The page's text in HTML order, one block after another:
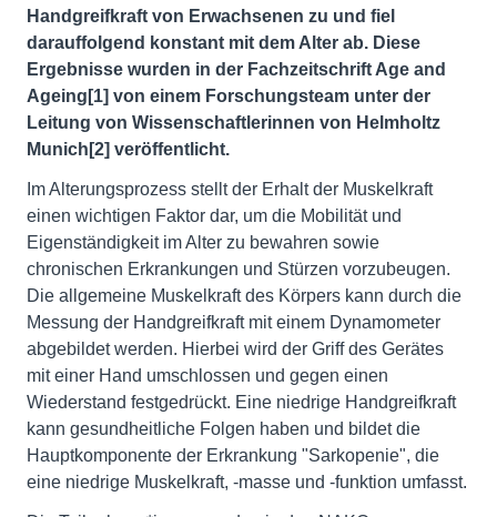
Handgreifkraft von Erwachsenen zu und fiel
darauffolgend konstant mit dem Alter ab. Diese
Ergebnisse wurden in der Fachzeitschrift Age and
Ageing[1] von einem Forschungsteam unter der
Leitung von Wissenschaftlerinnen von Helmholtz
Munich[2] veröffentlicht.
Im Alterungsprozess stellt der Erhalt der Muskelkraft
einen wichtigen Faktor dar, um die Mobilität und
Eigenständigkeit im Alter zu bewahren sowie
chronischen Erkrankungen und Stürzen vorzubeugen.
Die allgemeine Muskelkraft des Körpers kann durch die
Messung der Handgreifkraft mit einem Dynamometer
abgebildet werden. Hierbei wird der Griff des Gerätes
mit einer Hand umschlossen und gegen einen
Wiederstand festgedrückt. Eine niedrige Handgreifkraft
kann gesundheitliche Folgen haben und bildet die
Hauptkomponente der Erkrankung "Sarkopenie", die
eine niedrige Muskelkraft, -masse und -funktion umfasst.